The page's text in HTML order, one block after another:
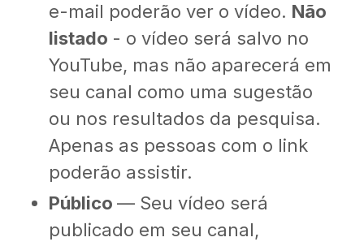
e-mail poderão ver o vídeo. Não
listado - o vídeo será salvo no
YouTube, mas não aparecerá em
seu canal como uma sugestão
ou nos resultados da pesquisa.
Apenas as pessoas com o link
poderão assistir.
Público — Seu vídeo será
publicado em seu canal,